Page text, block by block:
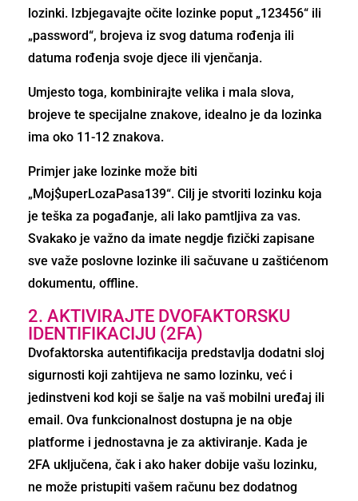
lozinki. Izbjegavajte očite lozinke poput „123456“ ili
„password“, brojeva iz svog datuma rođenja ili
datuma rođenja svoje djece ili vjenčanja.
Umjesto toga, kombinirajte velika i mala slova,
brojeve te specijalne znakove, idealno je da lozinka
ima oko 11-12 znakova.
Primjer jake lozinke može biti
„Moj$uperLozaPasa139“. Cilj je stvoriti lozinku koja
je teška za pogađanje, ali lako pamtljiva za vas.
Svakako je važno da imate negdje fizički zapisane
sve važe poslovne lozinke ili sačuvane u zaštićenom
dokumentu, offline.
2. AKTIVIRAJTE DVOFAKTORSKU
IDENTIFIKACIJU (2FA)
Dvofaktorska autentifikacija predstavlja dodatni sloj
sigurnosti koji zahtijeva ne samo lozinku, već i
jedinstveni kod koji se šalje na vaš mobilni uređaj ili
email. Ova funkcionalnost dostupna je na obje
platforme i jednostavna je za aktiviranje. Kada je
2FA uključena, čak i ako haker dobije vašu lozinku,
ne može pristupiti vašem računu bez dodatnog